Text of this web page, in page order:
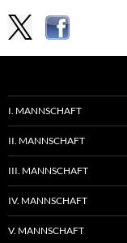
I. MANNSCHAFT
II. MANNSCHAFT
III. MANNSCHAFT
IV. MANNSCHAFT
V. MANNSCHAFT